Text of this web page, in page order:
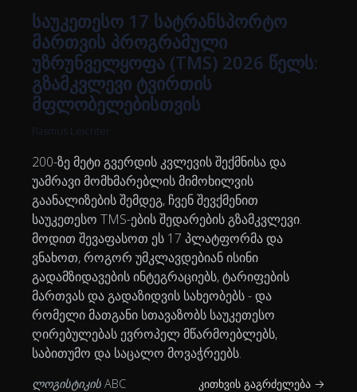
საუკეთესო 17 სატრანსპორტო
მართვის პროგრამული
უზრუნველყოფა (TMS) 2026 წელს:
გზამკვლევი ტვირთის
მფლობელებისთვის
Rasmus Leichter
200-ზე მეტი გვერდის კვლევის შექმნისა და
უამრავი მომხმარებლის მიმოხილვის
გაანალიზების შემდეგ, ჩვენ შევქმენით
საუკეთესო TMS-ების შედარების გზამკვლევი.
მოდით შევაფასოთ ეს 17 პლატფორმა და
ვნახოთ, როგორ უმკლავდებიან ისინი
გადამზიდავების ინტეგრაციებს, ტარიფების
მართვას და გადაზიდვის სახეობებს - და
რომელი მათგანი სთავაზობს საუკეთესო
ღირებულებას ევროპელ მწარმოებლებს,
საბითუმო და საცალო მოვაჭრეებს.
ლოგისტიკის ABC კითხვის გაგრძელება →